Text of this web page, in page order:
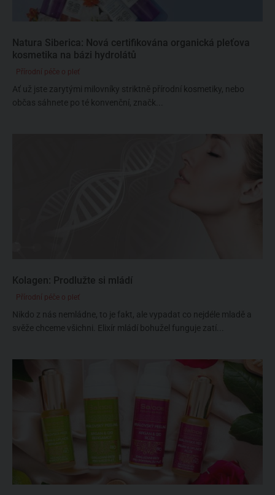
Natura Siberica: Nová certifikována organická pleťova
kosmetika na bázi hydrolátů
Přírodní péče o pleť
Ať už jste zarytými milovníky striktně přírodní kosmetiky, nebo
občas sáhnete po té konvenční, značk...
Kolagen: Prodlužte si mládí
Přírodní péče o pleť
Nikdo z nás nemládne, to je fakt, ale vypadat co nejdéle mladě a
svěže chceme všichni. Elixír mládí bohužel funguje zatí...